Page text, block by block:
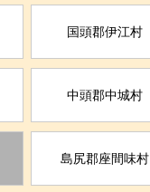
国頭郡伊江村
中頭郡中城村
島尻郡座間味村